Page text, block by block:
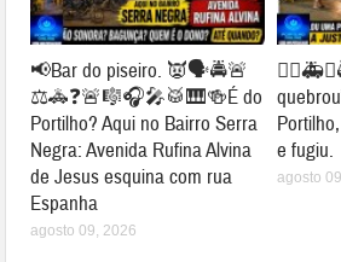
📢Bar do piseiro. 👿🗣🚔🚨
⚖🚓❓🚨🎼🎧🎤🥁🎹🍻É do
Portilho? Aqui no Bairro Serra
Negra: Avenida Rufina Alvina
de Jesus esquina com rua
Espanha
agosto 09, 2026
e fugiu.
agosto